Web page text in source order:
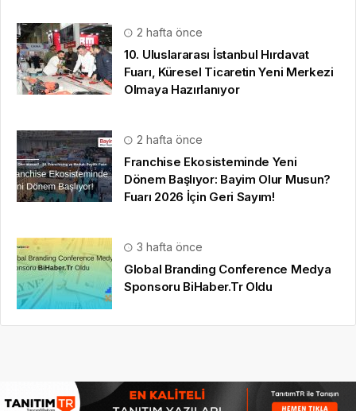
2 hafta önce
10. Uluslararası İstanbul Hırdavat
Fuarı, Küresel Ticaretin Yeni Merkezi
Olmaya Hazırlanıyor
2 hafta önce
Franchise Ekosisteminde Yeni
Dönem Başlıyor: Bayim Olur Musun?
Fuarı 2026 İçin Geri Sayım!
3 hafta önce
Global Branding Conference Medya
Sponsoru BiHaber.Tr Oldu